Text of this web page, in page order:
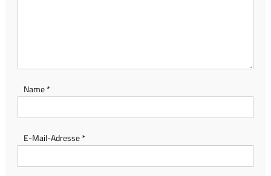
Name*
E-Mail-Adresse*